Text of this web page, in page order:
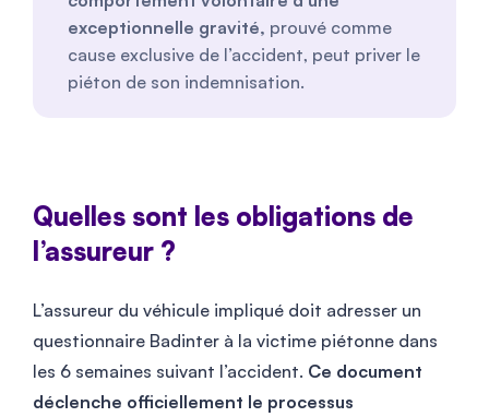
exceptionnelle gravité, prouvé comme
cause exclusive de l’accident, peut priver le
piéton de son indemnisation.
Quelles sont les obligations de
l’assureur ?
L’assureur du véhicule impliqué doit adresser un
questionnaire Badinter à la victime piétonne dans
les 6 semaines suivant l’accident. Ce document
déclenche officiellement le processus